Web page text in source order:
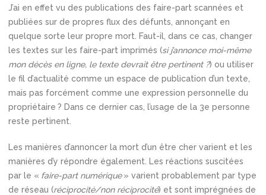
J’ai en effet vu des publications des faire-part scannées et
publiées sur de propres flux des défunts, annonçant en
quelque sorte leur propre mort. Faut-il, dans ce cas, changer
les textes sur les faire-part imprimés (si j’annonce moi-même
mon décès en ligne, le texte devrait être pertinent ?) ou utiliser
le fil d’actualité comme un espace de publication d’un texte,
mais pas forcément comme une expression personnelle du
propriétaire ? Dans ce dernier cas, l’usage de la 3e personne
reste pertinent.
Les manières d’annoncer la mort d’un être cher varient et les
manières d’y répondre également. Les réactions suscitées
par le « faire-part numérique» varient probablement par type
de réseau (réciprocité/non réciprocité) et sont imprégnées de